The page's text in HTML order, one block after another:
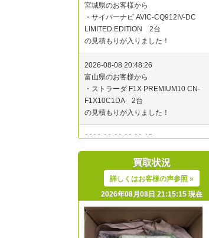
買取状況
詳しくはお客様の声参照 »
2026年08月08日 21:15:15 現在